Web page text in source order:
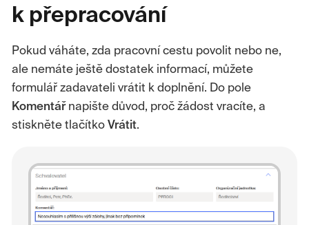
k přepracování
Pokud váháte, zda pracovní cestu povolit nebo ne,
ale nemáte ještě dostatek informací, můžete
formulář zadavateli vrátit k doplnění. Do pole
Komentářnapište důvod, proč žádost vracíte, a
stiskněte tlačítko Vrátit.